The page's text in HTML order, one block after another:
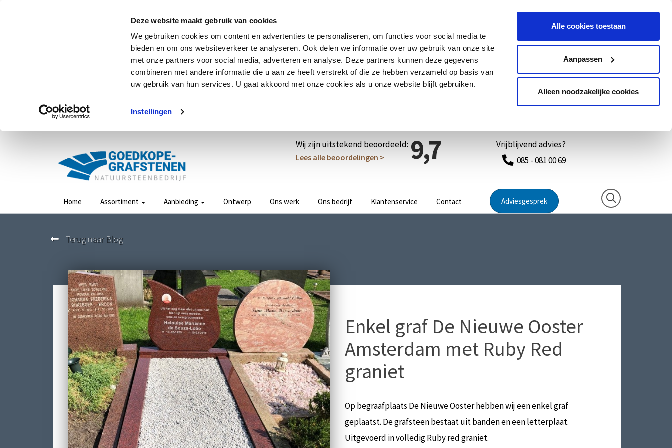
Deze website maakt gebruik van cookies
We gebruiken cookies om content en advertenties te personaliseren, om functies voor social media te
bieden en om ons websiteverkeer te analyseren. Ook delen we informatie over uw gebruik van onze site
met onze partners voor social media, adverteren en analyse. Deze partners kunnen deze gegevens
combineren met andere informatie die u aan ze heeft verstrekt of die ze hebben verzameld op basis van
uw gebruik van hun services. U gaat akkoord met onze cookies als u onze website blijft gebruiken.
Instellingen
Alle cookies toestaan
Aanpassen
Alleen noodzakelijke cookies
Wij zijn uitstekend beoordeeld: 9,7
Lees alle beoordelingen >
Vrijblijvend advies?
085 - 081 00 69
Home Assortiment Aanbieding Ontwerp Ons werk Ons bedrijf Klantenservice Contact Adviesgesprek
Terug naar Blog
Enkel graf De Nieuwe Ooster
Amsterdam met Ruby Red
graniet
Op begraafplaats De Nieuwe Ooster hebben wij een enkel graf
geplaatst. De grafsteen bestaat uit banden en een letterplaat.
Uitgevoerd in volledig Ruby red graniet.